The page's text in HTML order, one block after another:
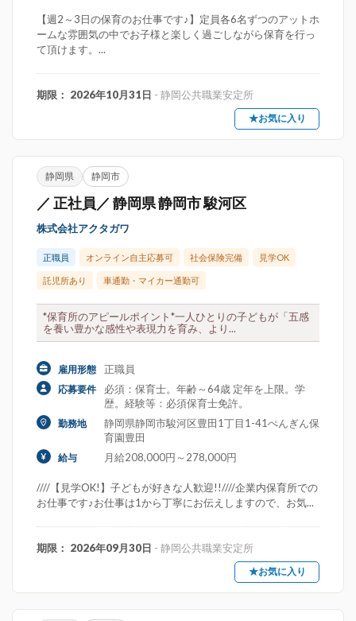
【週2～3日の保育のお仕事です♪】定員各6名ずつのアットホ
ームな雰囲気の中でお子様と楽しく過ごしながら保育を行っ
て頂けます。...
期限： 2026年10月31日 - 静岡公共職業安定所
★お気に入り
静岡県 静岡市
／ 正社員／ 静岡県 静岡市 駿河区
株式会社アクタガワ
正職員 オンライン自主応募可 社会保険完備 見学OK
託児所あり 車通勤・マイカー通勤可
*保育所のアピールポイント*一人ひとりの子どもが「五感
を養い豊かな感性や表現力を育み、より...
雇用形態 正職員
応募要件
必須：保育士。年齢～64歳 定年を上限。学
歴。経験等：必須保育士免許。
勤務地
静岡県静岡市駿河区豊田1丁目1-41ぺんぎん保
育園豊田
給与 月給208,000円～278,000円
////【見学OK!】子どもが好きな人歓迎!!////企業内保育所での
お仕事です♪お仕事は1から丁寧にお伝えしますので、お気...
期限： 2026年09月30日 - 静岡公共職業安定所
★お気に入り